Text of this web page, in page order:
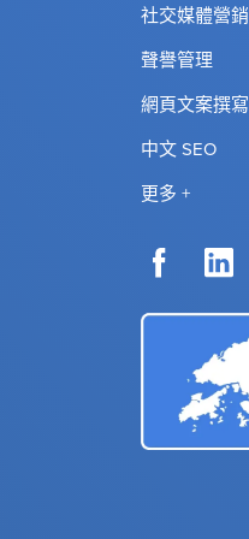
社交媒體營銷
聲譽管理
網頁文案撰寫
中文 SEO
更多 +